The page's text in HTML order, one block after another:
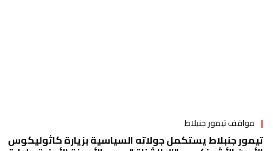
بالفيديو| تيمور جنبلاط: الطريق طويل وواجبنا معاً أن نمنع
الفتنة